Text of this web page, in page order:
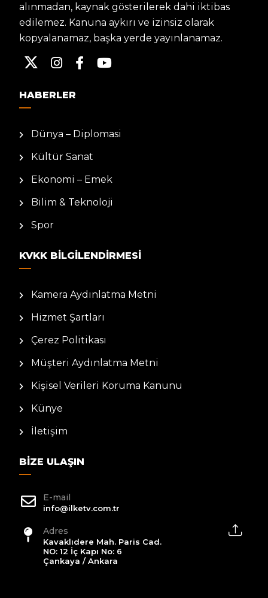
alınmadan, kaynak gösterilerek dahi iktibas
edilemez. Kanuna aykırı ve izinsiz olarak
kopyalanamaz, başka yerde yayınlanamaz.
HABERLER
Dünya – Diplomasi
Kültür Sanat
Ekonomi – Emek
Bilim & Teknoloji
Spor
KVKK BILGILENDIRMESI
Kamera Aydınlatma Metni
Hizmet Şartları
Çerez Politikası
Müşteri Aydınlatma Metni
Kişisel Verileri Koruma Kanunu
Künye
İletişim
BIZE ULAŞIN
E-mail
info@ilketv.com.tr
Adres
Kavaklıdere Mah. Paris Cad.
NO: 12 İç Kapı No: 6
Çankaya / Ankara